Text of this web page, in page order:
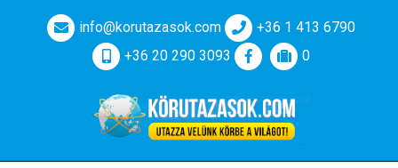
info@korutazasok.com
+36 1 413 6790
+36 20 290 3093
0